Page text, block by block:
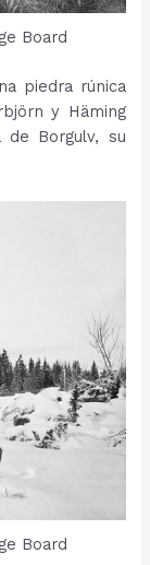
Board
piedra rúnica
y Häming
de Borgulv, su
Board